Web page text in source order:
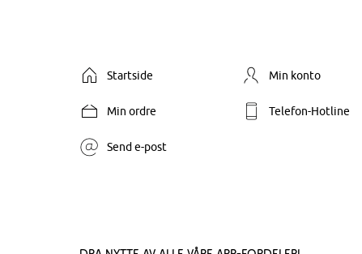
Startside Min konto
Min ordre Telefon-Hotline
Send e-post